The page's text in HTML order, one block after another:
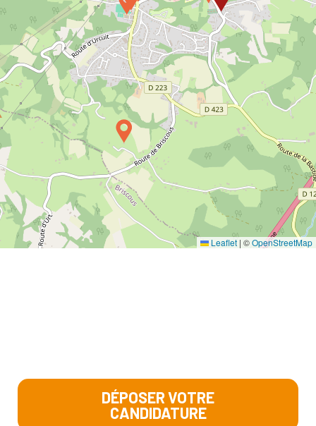
Leaflet | ©OpenStreetMap
DÉPOSER VOTRE
CANDIDATURE